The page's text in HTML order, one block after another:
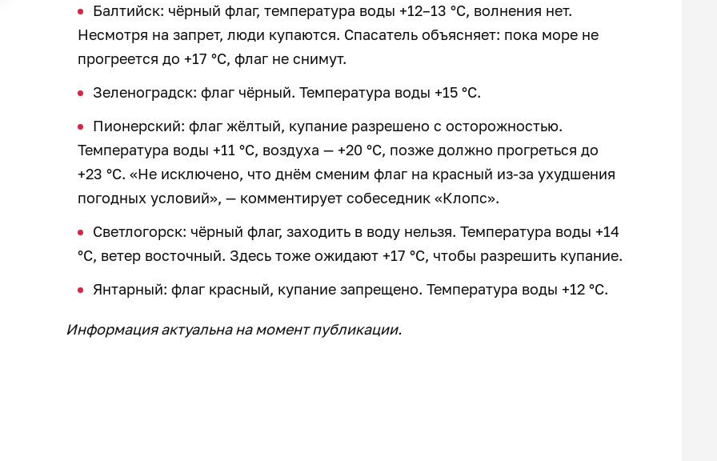
Балтийск: чёрный флаг, температура воды +12–13 °C, волнения нет.
Несмотря на запрет, люди купаются. Спасатель объясняет: пока море не
прогреется до +17 °C, флаг не снимут.
Зеленоградск: флаг чёрный. Температура воды +15 °C.
Пионерский: флаг жёлтый, купание разрешено с осторожностью.
Температура воды +11 °C, воздуха — +20 °C, позже должно прогреться до
+23 °C. «Не исключено, что днём сменим флаг на красный из-за ухудшения
погодных условий», — комментирует собеседник «Клопс».
Светлогорск: чёрный флаг, заходить в воду нельзя. Температура воды +14
°C, ветер восточный. Здесь тоже ожидают +17 °C, чтобы разрешить купание.
Янтарный: флаг красный, купание запрещено. Температура воды +12 °C.
Информация актуальна на момент публикации.